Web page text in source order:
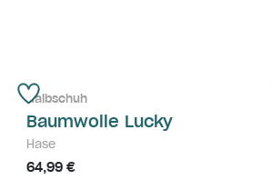
Halbschuh
Baumwolle Lucky
Hase
64,99 €